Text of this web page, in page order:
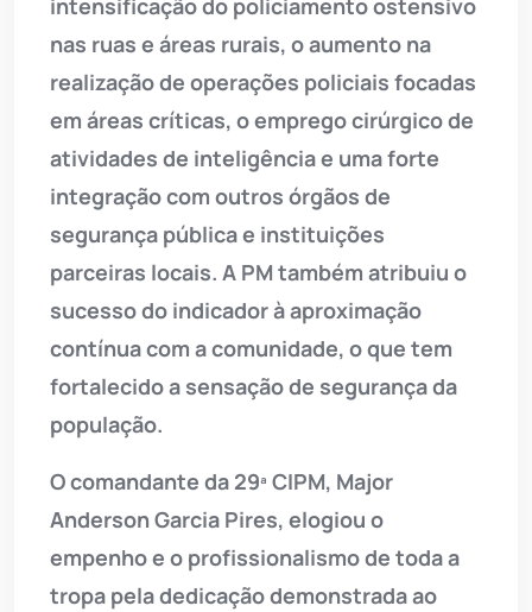
intensificação do policiamento ostensivo
nas ruas e áreas rurais, o aumento na
realização de operações policiais focadas
em áreas críticas, o emprego cirúrgico de
atividades de inteligência e uma forte
integração com outros órgãos de
segurança pública e instituições
parceiras locais. A PM também atribuiu o
sucesso do indicador à aproximação
contínua com a comunidade, o que tem
fortalecido a sensação de segurança da
população.
O comandante da 29ª CIPM, Major
Anderson Garcia Pires, elogiou o
empenho e o profissionalismo de toda a
tropa pela dedicação demonstrada ao